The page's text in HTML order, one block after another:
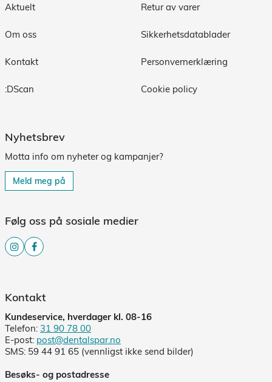
Aktuelt
Om oss
Kontakt
:DScan
Retur av varer
Sikkerhetsdatablader
Personvernerklæring
Cookie policy
Nyhetsbrev
Motta info om nyheter og kampanjer?
Meld meg på
Følg oss på sosiale medier
Kontakt
Kundeservice, hverdager kl. 08-16
Telefon: 31 90 78 00
E-post: post@dentalspar.no
SMS: 59 44 91 65 (vennligst ikke send bilder)
Besøks- og postadresse